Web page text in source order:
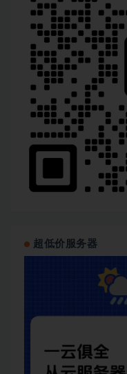
超低价服务器